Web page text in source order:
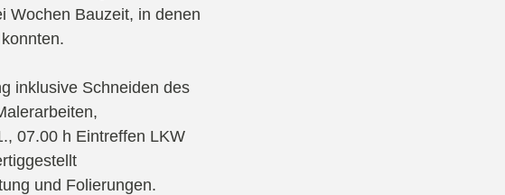
Wochen Bauzeit, in denen
inklusive Schneiden des
07.00 h Eintreffen LKW
und Folierungen.